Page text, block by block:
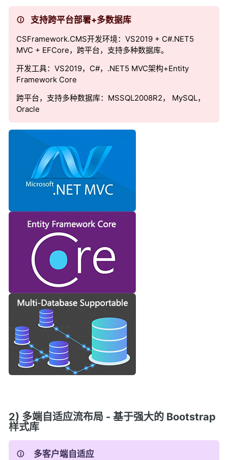
支持跨平台部署+多数据库
CSFramework.CMS开发环境：VS2019 + C#.NET5
MVC + EFCore，跨平台，支持多种数据库。
开发工具：VS2019，C#，.NET5 MVC架构+Entity
Framework Core
跨平台，支持多种数据库：MSSQL2008R2， MySQL，
Oracle
2) 多端自适应流布局 - 基于强大的 Bootstrap
样式库
多客户端自适应